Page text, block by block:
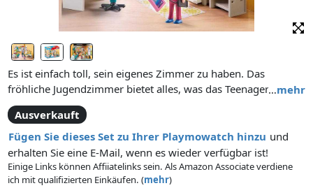
…mehr
Es ist einfach toll, sein eigenes Zimmer zu haben. Das
fröhliche Jugendzimmer bietet alles, was das Teenagerherz
begehrt. Vor allem das Bett in Hausform lädt mit seinem
gemütlichen Kissen zum Kuscheln und Träumen ein. Fleißig
gelesen und gelernt wird am neuen Schreibtisch. Sind die
Hausaufgaben erledigt, ist Musikhören oder ein Chat mit der
besten Freundin angesagt. In diesem Zimmer kann man sich
nur wohlfühlen.
Ausverkauft
Fügen Sie dieses Set zu Ihrer Playmowatch hinzu und
erhalten Sie eine E-Mail, wenn es wieder verfügbar ist!
Einige Links können Affiiatelinks sein. Als Amazon Associate verdiene
ich mit qualifizierten Einkäufen. (mehr)